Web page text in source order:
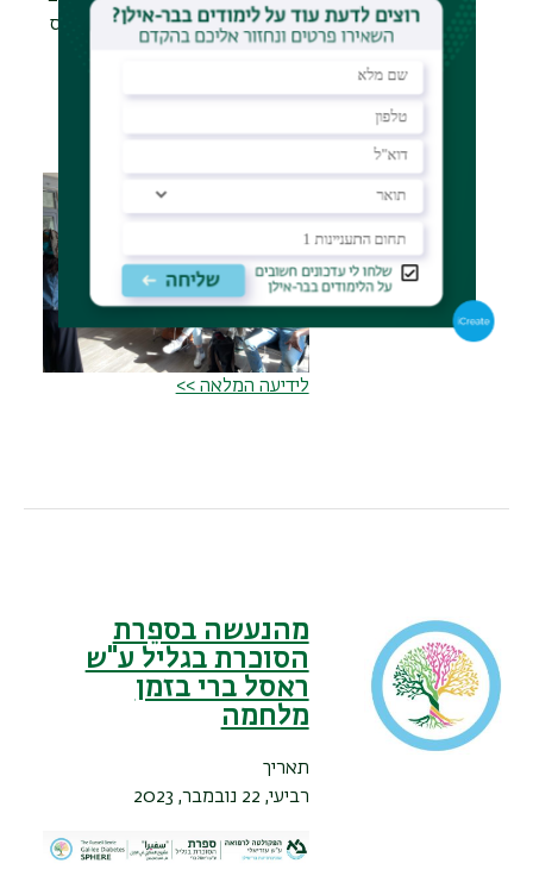
שיתחילו בסוף מרץ. במקביל לקורס
חולה וגישה למטופלים.
לידיעה המלאה >>
מהנעשה בספֵרת
הסוכרת בגליל ע"ש
ראסל ברי בזמן
מלחמה
תאריך
רביעי, 22 נובמבר, 2023